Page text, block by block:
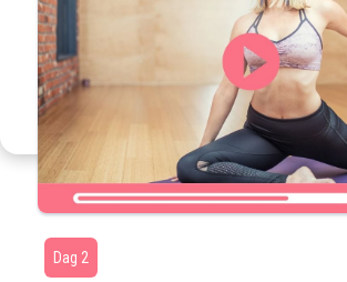
Dag 2
Privacy policy
Accepteer alles